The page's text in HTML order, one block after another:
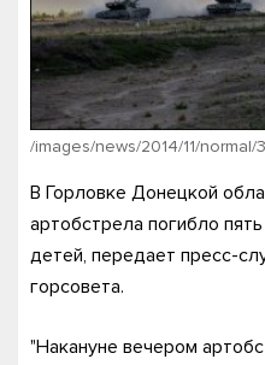
/images/news/2014/11/normal/
В Горловке Донецкой
артобстрела погибло
детей, передает пресс-
горсовета.
"Накануне вечером